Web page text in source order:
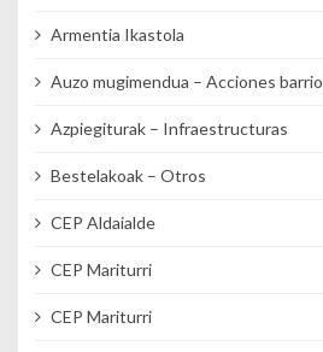
Armentia Ikastola
Auzo mugimendua – Acciones barrio
Azpiegiturak – Infraestructuras
Bestelakoak – Otros
CEP Aldaialde
CEP Mariturri
CEP Mariturri